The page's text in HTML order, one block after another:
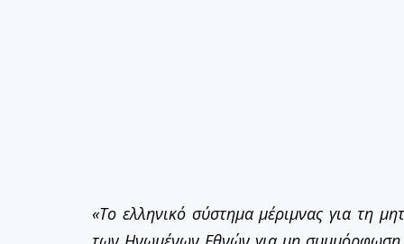
«Το ελληνικό σύστημα μέριμνας για τη